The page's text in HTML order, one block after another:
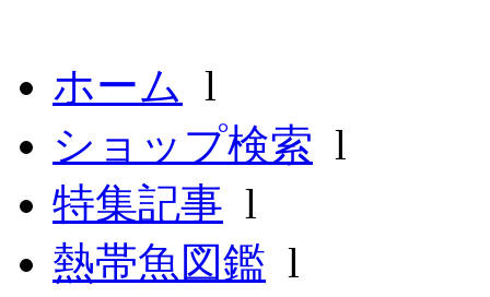
ホーム l
ショップ検索 l
特集記事 l
熱帯魚図鑑 l